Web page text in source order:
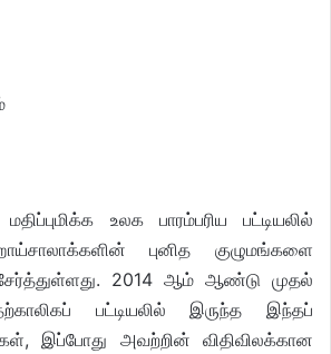
உலக பாரம்பரிய பட்டியலில்
புனித குழுமங்களை
சேர்த்துள்ளது. 2014 ஆம் ஆண்டு முதல்
பட்டியலில் இருந்த இந்தப்
இப்போது அவற்றின் விதிவிலக்கான